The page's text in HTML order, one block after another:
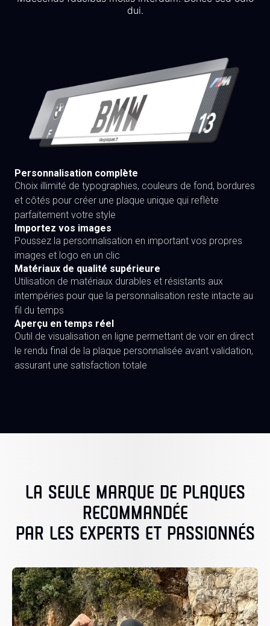
dui.
Personnalisation complète
Choix illimité de typographies, couleurs de fond, bordures
et côtés pour créer une plaque unique qui reflète
parfaitement votre style
Importez vos images
Poussez la personnalisation en important vos propres
images et logo en un clic
Matériaux de qualité supérieure
Utilisation de matériaux durables et résistants aux
intempéries pour que la personnalisation reste intacte au
fil du temps
Aperçu en temps réel
Outil de visualisation en ligne permettant de voir en direct
le rendu final de la plaque personnalisée avant validation,
assurant une satisfaction totale
LA SEULE MARQUE DE PLAQUES
RECOMMANDÉE
PAR LES EXPERTS ET PASSIONNÉS